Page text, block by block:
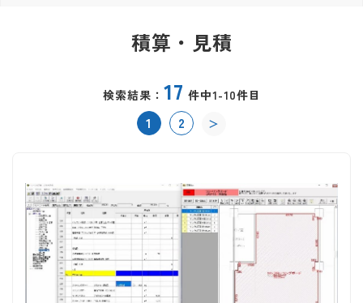
積算・見積
検索結果： 17 件中1-10件目
1 2 ＞